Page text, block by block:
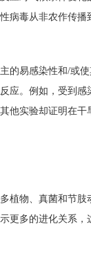
病毒从非农作传
的易感染性和/或
应。例如，受到
他实验却证明在干
植物、真菌和节
更多的进化关系